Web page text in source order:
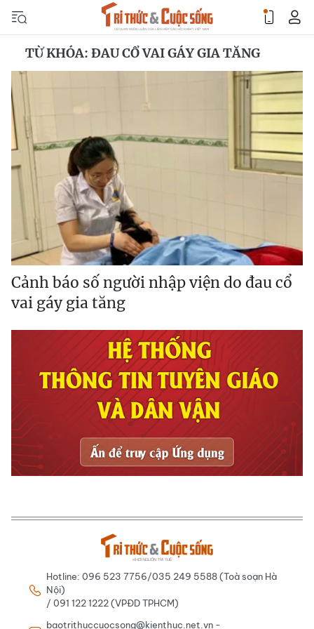
TỪ KHÓA: ĐAU CỔ VAI GÁY GIA TĂNG
Cảnh báo số người nhập viện do đau cổ
vai gáy gia tăng
Hotline: 096 523 7756/035 249 5588 (Toà soạn Hà
Nội)
/ 091 122 1222 (VPĐD TPHCM)
baotrithuccuocsong@kienthuc.net.vn -